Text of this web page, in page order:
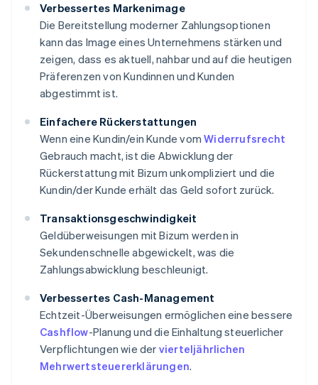
Verbessertes Markenimage
Die Bereitstellung moderner Zahlungsoptionen
kann das Image eines Unternehmens stärken und
zeigen, dass es aktuell, nahbar und auf die heutigen
Präferenzen von Kundinnen und Kunden
abgestimmt ist.
Einfachere Rückerstattungen
Wenn eine Kundin/ein Kunde vomWiderrufsrecht
Gebrauch macht, ist die Abwicklung der
Rückerstattung mit Bizum unkompliziert und die
Kundin/der Kunde erhält das Geld sofort zurück.
Transaktionsgeschwindigkeit
Geldüberweisungen mit Bizum werden in
Sekundenschnelle abgewickelt, was die
Zahlungsabwicklung beschleunigt.
Verbessertes Cash-Management
Echtzeit-Überweisungen ermöglichen eine bessere
Cashflow-Planung und die Einhaltung steuerlicher
Verpflichtungen wie der vierteljährlichen
Mehrwertsteuererklärungen.